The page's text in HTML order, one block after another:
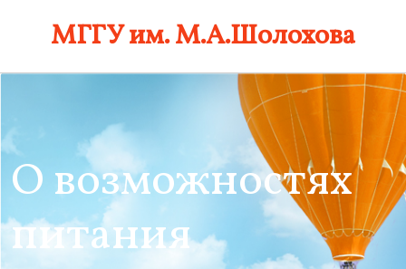
МГГУ им. М.А.Шолохова
О возможностях
питания